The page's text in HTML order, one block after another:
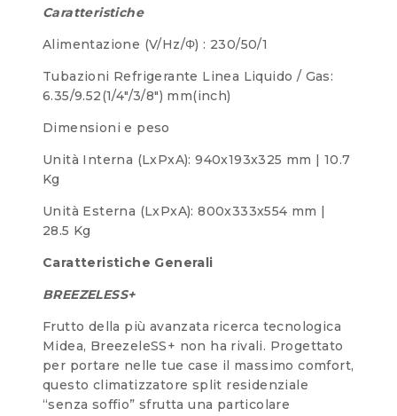
Caratteristiche
Alimentazione (V/Hz/Φ) : 230/50/1
Tubazioni Refrigerante Linea Liquido / Gas:
6.35/9.52(1/4″/3/8″) mm(inch)
Dimensioni e peso
Unità Interna (LxPxA): 940x193x325 mm | 10.7
Kg
Unità Esterna (LxPxA): 800x333x554 mm |
28.5 Kg
Caratteristiche Generali
BREEZELESS+
Frutto della più avanzata ricerca tecnologica
Midea, BreezeleSS+ non ha rivali. Progettato
per portare nelle tue case il massimo comfort,
questo climatizzatore split residenziale
“senza soffio” sfrutta una particolare